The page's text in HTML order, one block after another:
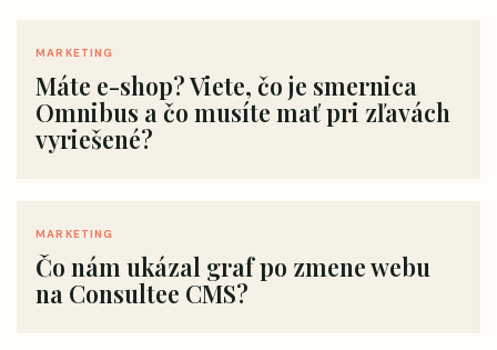
MARKETING
Máte e-shop? Viete, čo je smernica
Omnibus a čo musíte mať pri zľavách
vyriešené?
MARKETING
Čo nám ukázal graf po zmene webu
na Consultee CMS?